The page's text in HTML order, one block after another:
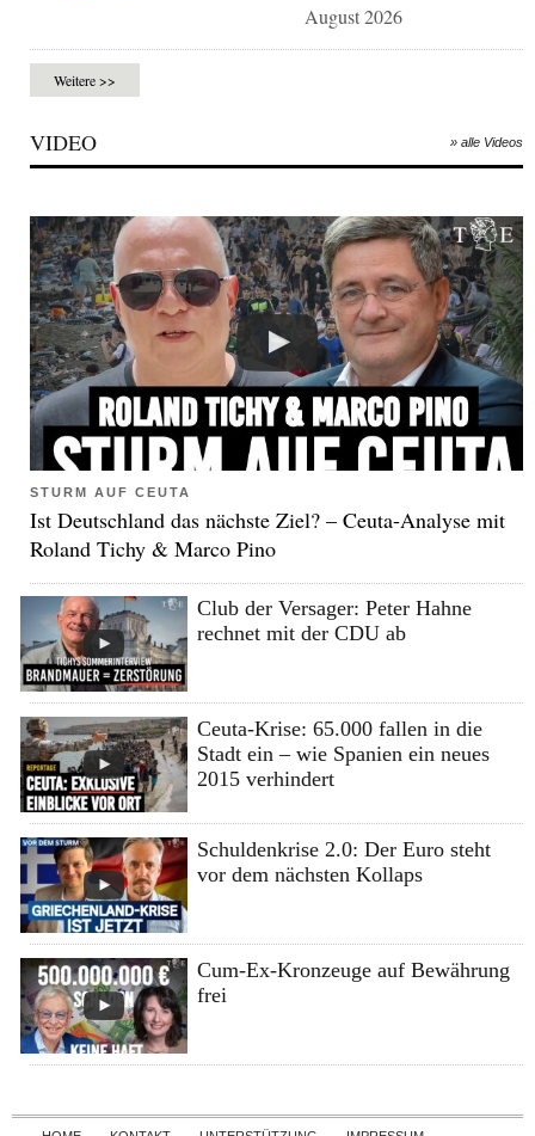
August 2026
Weitere >>
VIDEO » alle Videos
STURM AUF CEUTA
Ist Deutschland das nächste Ziel? – Ceuta-Analyse mit
Roland Tichy & Marco Pino
Club der Versager: Peter Hahne
rechnet mit der CDU ab
Ceuta-Krise: 65.000 fallen in die
Stadt ein – wie Spanien ein neues
2015 verhindert
Schuldenkrise 2.0: Der Euro steht
vor dem nächsten Kollaps
Cum-Ex-Kronzeuge auf Bewährung
frei
Skip to content